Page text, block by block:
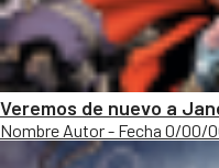
Veremos de nuevo a
Nombre Autor - Fecha 0/00/